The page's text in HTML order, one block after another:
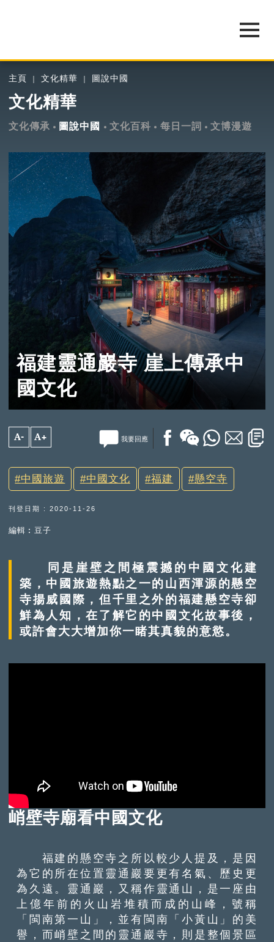
主頁 文化精華 圖說中國
文化精華
文化傳承 圖說中國 文化百科 每日一詞 文博漫遊
福建靈通巖寺 崖上傳承中
國文化
A- A+ 我要回應
中國旅遊 中國文化 福建 懸空寺
刊登日期 : 2020-11-26
編輯︰豆子
同是崖壁之間極震撼的中國文化建
築，中國旅遊熱點之一的山西渾源的懸空
寺揚威國際，但千里之外的福建懸空寺卻
鮮為人知，在了解它的中國文化故事後，
或許會大大增加你一睹其真貌的意慾。
峭壁寺廟看中國文化
福建的懸空寺之所以較少人提及，是因
為它的所在位置靈通巖要更有名氣、歷史更
為久遠。靈通巖，又稱作靈通山，是一座由
上億年前的火山岩堆積而成的山峰，號稱
「閩南第一山」，並有閩南「小黃山」的美
譽，而峭壁之間的靈通巖寺，則是整個景區